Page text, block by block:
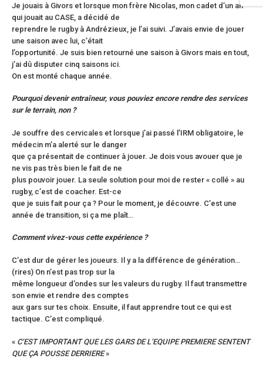
Je jouais à Givors et lorsque mon frère Nicolas, mon cadet d’un an
qui jouait au CASE, a décidé de
reprendre le rugby à Andrézieux, je l’ai suivi. J’avais envie de jouer
une saison avec lui, c’était
l’opportunité. Je suis bien retourné une saison à Givors mais en tout,
j’ai dû disputer cinq saisons ici.
On est monté chaque année.
Pourquoi devenir entraîneur, vous pouviez encore rendre des services
sur le terrain, non ?
Je souffre des cervicales et lorsque j’ai passé l’IRM obligatoire, le
médecin m’a alerté sur le danger
que ça présentait de continuer à jouer. Je dois vous avouer que je
ne vis pas très bien le fait de ne
plus pouvoir jouer. La seule solution pour moi de rester « collé » au
rugby, c’est de coacher. Est-ce
que je suis fait pour ça ? Pour le moment, je découvre. C’est une
année de transition, si ça me plaît…
Comment vivez-vous cette expérience ?
C’est dur de gérer les joueurs. Il y a la différence de génération…
(rires) On n’est pas trop sur la
même longueur d’ondes sur les valeurs du rugby. Il faut transmettre
son envie et rendre des comptes
aux gars sur tes choix. Ensuite, il faut apprendre tout ce qui est
tactique. C’est compliqué.
« C’EST IMPORTANT QUE LES GARS DE L’EQUIPE PREMIERE SENTENT
QUE ÇA POUSSE DERRIERE»